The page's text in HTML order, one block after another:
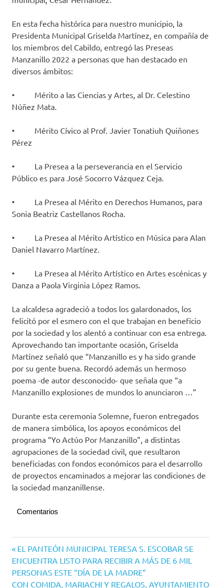
En esta fecha histórica para nuestro municipio, la
Presidenta Municipal Griselda Martínez, en compañía de
los miembros del Cabildo, entregó las Preseas
Manzanillo 2022 a personas que han destacado en
diversos ámbitos:
• Mérito a las Ciencias y Artes, al Dr. Celestino
Núñez Mata.
• Mérito Cívico al Prof. Javier Tonatiuh Quiñones
Pérez
• La Presea a la perseverancia en el Servicio
Público es para José Socorro Vázquez Ceja.
• La Presea al Mérito en Derechos Humanos, para
Sonia Beatriz Castellanos Rocha.
• La Presea al Mérito Artístico en Música para Alan
Daniel Navarro Martínez.
• La Presea al Mérito Artístico en Artes escénicas y
Danza a Paola Virginia López Ramos.
La alcaldesa agradeció a todos los galardonados, los
felicitó por el esmero con el que trabajan en beneficio
por la sociedad y los alentó a continuar con esa entrega.
Aprovechando tan importante ocasión, Griselda
Martínez señaló que “Manzanillo es y ha sido grande
por su gente buena. Recordó además un hermoso
poema -de autor desconocido- que señala que “a
Manzanillo explosiones de mundos lo anunciaron …”
Durante esta ceremonia Solemne, fueron entregados
de manera simbólica, los apoyos económicos del
programa “Yo Actúo Por Manzanillo”, a distintas
agrupaciones de la sociedad civil, que resultaron
beneficiadas con fondos económicos para el desarrollo
de proyectos encaminados a mejorar las condiciones de
la sociedad manzanillense.
Comentarios
Navegación
de
Entrada
anterior:
EL PANTEÓN MUNICIPAL TERESA S. ESCOBAR SE
ENCUENTRA LISTO PARA RECIBIR A MÁS DE 6 MIL
PERSONAS ESTE “DÍA DE LA MADRE”
Siguiente
CON COMIDA, MARIACHI Y REGALOS, AYUNTAMIENTO